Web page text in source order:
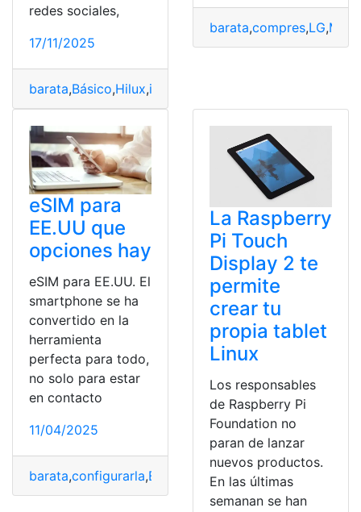
redes sociales,
17/11/2025
barata,Básico,Hilux,igual
barata,compres,LG,
eSIM para
EE.UU que
opciones hay
eSIM para EE.UU. El
smartphone se ha
convertido en la
herramienta
perfecta para todo,
no solo para estar
en contacto
11/04/2025
barata,configurarla,EEUU eSIM,opciones
La Raspberry
Pi Touch
Display 2 te
permite
crear tu
propia tablet
Linux
Los responsables
de Raspberry Pi
Foundation no
paran de lanzar
nuevos productos.
En las últimas
semanan se han